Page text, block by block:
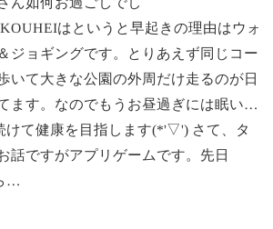
はというと早起きの理由はウォ
ジョギングです。とりあえず同じコー
いて大きな公園の外周だけ走るのが日
ます。なのでもうお昼過ぎには眠い…
けて健康を目指します(*'▽') さて、タ
話ですがアプリゲームです。先日
…